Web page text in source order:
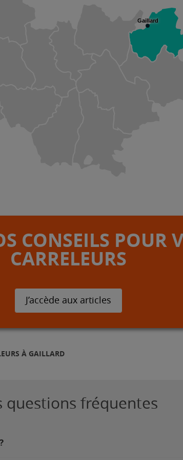
Gaillard
CONSEILS POUR
CARRELEURS
J’accède aux articles
À GAILLARD
questions fréquentes